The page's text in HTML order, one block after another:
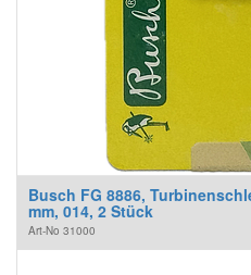
Busch FG 8886,
mm, 014, 2 Stück
Art-No 31000